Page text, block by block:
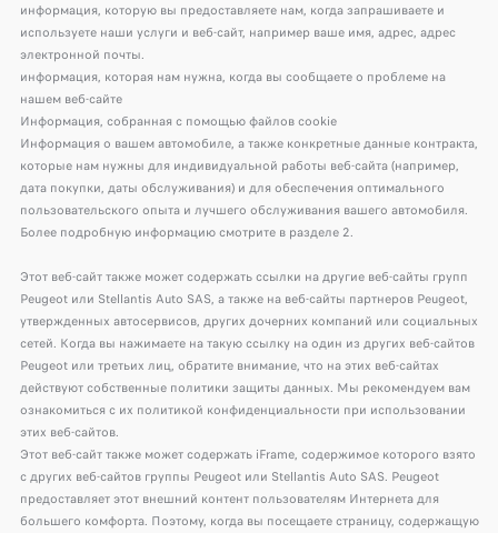
информация, которую вы предоставляете нам, когда запрашиваете и
используете наши услуги и веб-сайт, например ваше имя, адрес, адрес
электронной почты.
информация, которая нам нужна, когда вы сообщаете о проблеме на
нашем веб-сайте
Информация, собранная с помощью файлов cookie
Информация о вашем автомобиле, а также конкретные данные контракта,
которые нам нужны для индивидуальной работы веб-сайта (например,
дата покупки, даты обслуживания) и для обеспечения оптимального
пользовательского опыта и лучшего обслуживания вашего автомобиля.
Более подробную информацию смотрите в разделе 2.
Этот веб-сайт также может содержать ссылки на другие веб-сайты групп
Peugeot или Stellantis Auto SAS, а также на веб-сайты партнеров Peugeot,
утвержденных автосервисов, других дочерних компаний или социальных
сетей. Когда вы нажимаете на такую ​​ссылку на один из других веб-сайтов
Peugeot или третьих лиц, обратите внимание, что на этих веб-сайтах
действуют собственные политики защиты данных. Мы рекомендуем вам
ознакомиться с их политикой конфиденциальности при использовании
этих веб-сайтов.
Этот веб-сайт также может содержать iFrame, содержимое которого взято
с других веб-сайтов группы Peugeot или Stellantis Auto SAS. Peugeot
предоставляет этот внешний контент пользователям Интернета для
большего комфорта. Поэтому, когда вы посещаете страницу, содержащую